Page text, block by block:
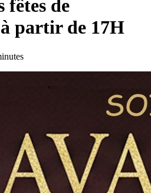
fêtes de
partir de 17H